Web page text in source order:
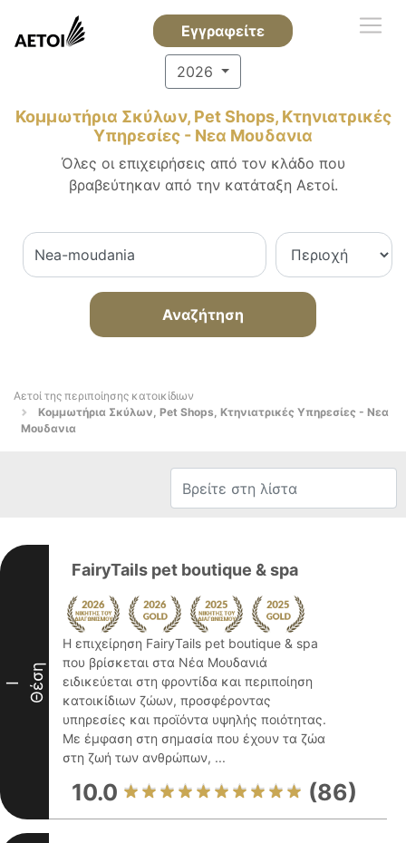
Εγγραφείτε
2026
Κομμωτήρια Σκύλων, Pet Shops, Κτηνιατρικές
Υπηρεσίες - Νεα Μουδανια
Όλες οι επιχειρήσεις από τον κλάδο που
βραβεύτηκαν από την κατάταξη Αετοί.
Αναζήτηση
Αετοί της περιποίησης κατοικίδιων
Κομμωτήρια Σκύλων, Pet Shops, Κτηνιατρικές Υπηρεσίες - Νεα
Μουδανια
I Θέση
FairyTails pet boutique & spa
Η επιχείρηση FairyTails pet boutique & spa
που βρίσκεται στα Νέα Μουδανιά
ειδικεύεται στη φροντίδα και περιποίηση
κατοικίδιων ζώων, προσφέροντας
υπηρεσίες και προϊόντα υψηλής ποιότητας.
Με έμφαση στη σημασία που έχουν τα ζώα
στη ζωή των ανθρώπων, ...
10.0 (86)